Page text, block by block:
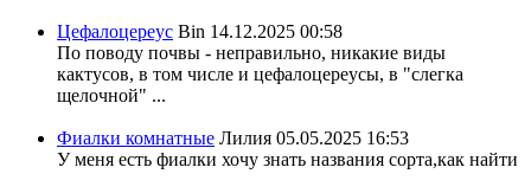
Цефалоцереус Bin 14.12.2025 00:58
По поводу почвы - неправильно, никакие виды
кактусов, в том числе и цефалоцереусы, в "слегка
щелочной" ...
Фиалки комнатные Лилия 05.05.2025 16:53
У меня есть фиалки хочу знать названия сорта,как найти